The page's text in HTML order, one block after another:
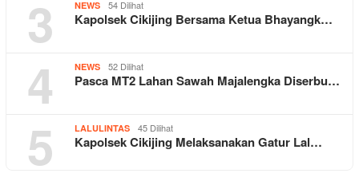
3 NEWS 54 Dilihat
Kapolsek Cikijing Bersama Ketua Bhayangk…
4 NEWS 52 Dilihat
Pasca MT2 Lahan Sawah Majalengka Diserbu…
5 LALULINTAS 45 Dilihat
Kapolsek Cikijing Melaksanakan Gatur Lal…